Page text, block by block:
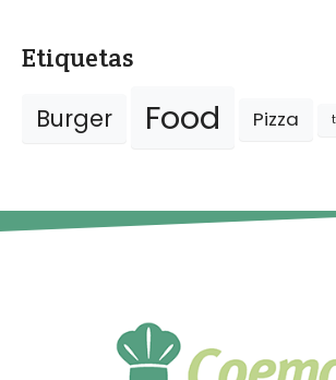
Etiquetas
Burger Food Pizza